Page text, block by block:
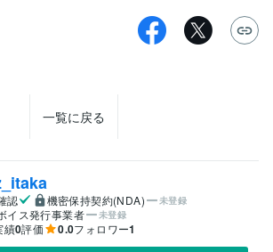
一覧に戻る
認 機密保持契約(NDA) 未登録
イス発行事業者 未登録
績0評価 0.0フォロワー1